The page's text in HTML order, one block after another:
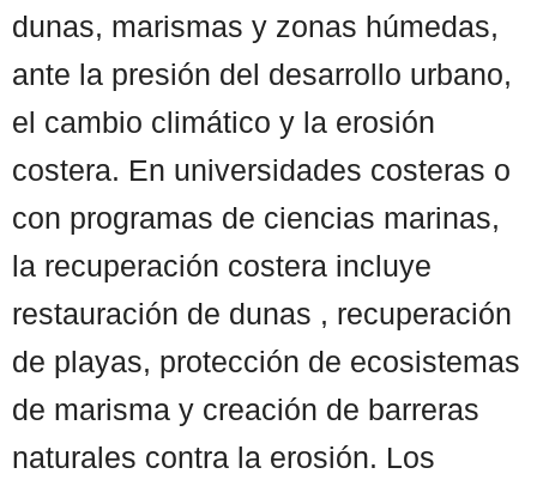
dunas, marismas y zonas húmedas,
ante la presión del desarrollo urbano,
el cambio climático y la erosión
costera. En universidades costeras o
con programas de ciencias marinas,
la recuperación costera incluye
restauración de dunas , recuperación
de playas, protección de ecosistemas
de marisma y creación de barreras
naturales contra la erosión. Los